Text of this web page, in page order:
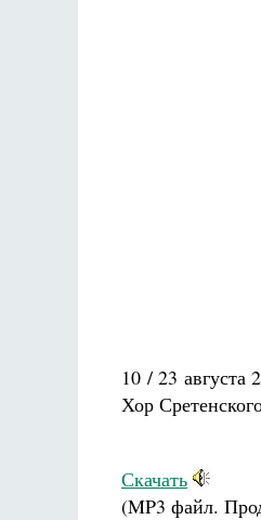
10 / 23 августа
Хор
Скачать
(MP3 файл.